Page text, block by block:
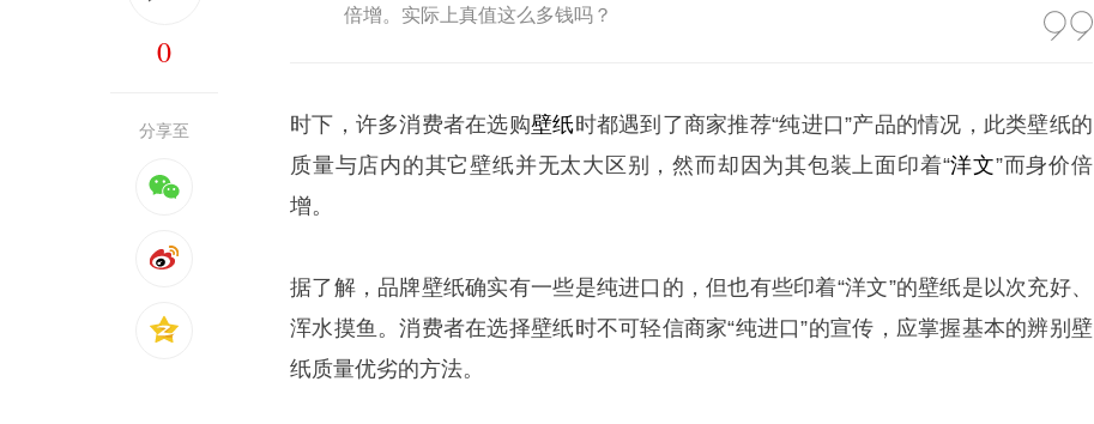
0
分享至
倍增。实际上真值这么多钱吗？
时下，许多消费者在选购壁纸时都遇到了商家推荐“纯进口”产品的情况，此类壁纸的
质量与店内的其它壁纸并无太大区别，然而却因为其包装上面印着“洋文”而身价倍
增。
据了解，品牌壁纸确实有一些是纯进口的，但也有些印着“洋文”的壁纸是以次充好、
浑水摸鱼。消费者在选择壁纸时不可轻信商家“纯进口”的宣传，应掌握基本的辨别壁
纸质量优劣的方法。